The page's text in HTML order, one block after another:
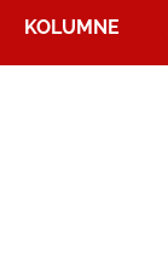
KOLUMNE